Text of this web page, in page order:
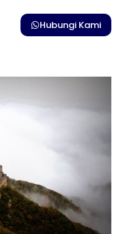
Hubungi Kami